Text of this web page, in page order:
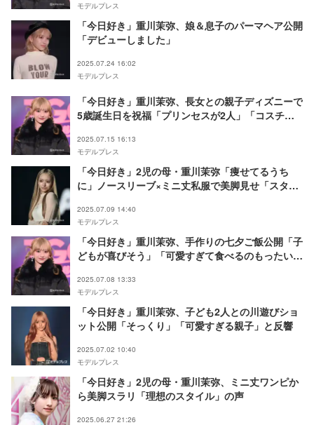
モデルプレス
「今日好き」重川茉弥、娘＆息子のパーマヘア公開
「デビューしました」
2025.07.24 16:02
モデルプレス
「今日好き」重川茉弥、長女との親子ディズニーで
5歳誕生日を祝福「プリンセスが2人」「コスチュ
2025.07.15 16:13
モデルプレス
「今日好き」2児の母・重川茉弥「痩せてるうち
に」ノースリーブ×ミニ丈私服で美脚見せ「スタイ
2025.07.09 14:40
モデルプレス
「今日好き」重川茉弥、手作りの七夕ご飯公開「子
どもが喜びそう」「可愛すぎて食べるのもったいな
2025.07.08 13:33
モデルプレス
「今日好き」重川茉弥、子ども2人との川遊びショ
ット公開「そっくり」「可愛すぎる親子」と反響
2025.07.02 10:40
モデルプレス
「今日好き」2児の母・重川茉弥、ミニ丈ワンピか
ら美脚スラリ「理想のスタイル」の声
2025.06.27 21:26